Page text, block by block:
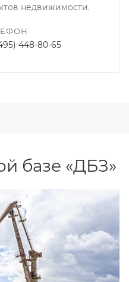
недвижимости.
448-80-65
базе «ДБЗ»